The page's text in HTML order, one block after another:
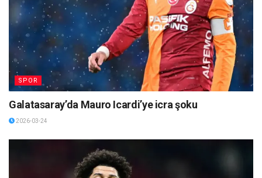
SPOR
Galatasaray’da Mauro Icardi’ye icra şoku
2026-03-24